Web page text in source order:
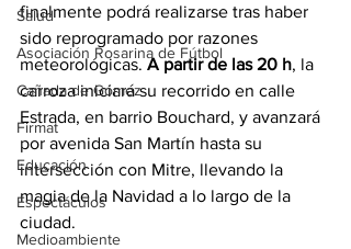
Salud
Asociación Rosarina de Fútbol
Cañada de Gómez
Firmat
Educación
Espectáculos
Medioambiente
finalmente podrá realizarse tras haber
sido reprogramado por razones
meteorológicas. A partir de las 20 h, la
carroza iniciará su recorrido en calle
Estrada, en barrio Bouchard, y avanzará
por avenida San Martín hasta su
intersección con Mitre, llevando la
magia de la Navidad a lo largo de la
ciudad.